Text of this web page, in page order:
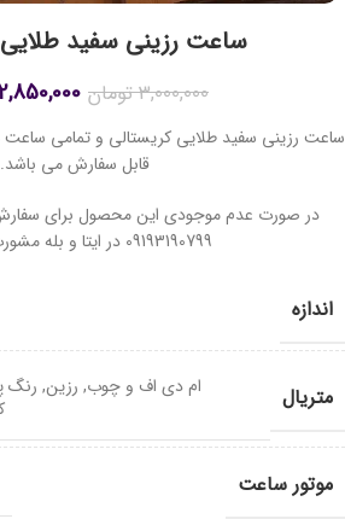
ساعت رزینی سفید
3,000,000تومان
ساعت رزینی سفید طلایی کریستالی و تمامی ساعت
قابل سفارش می باشد.
در صورت عدم موجودی این محصول برای سفارش
09193190799 در ایتا و بله مشورت نمایید.
اندازه
متریال ام دی اف و چوب, رزین, رنگ
موتور ساعت